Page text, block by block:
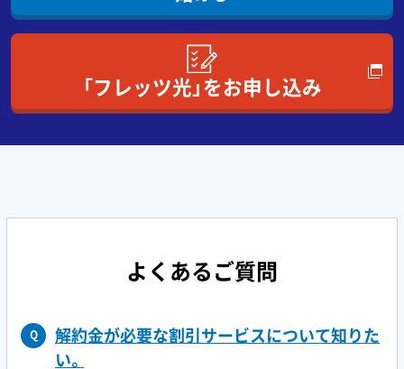
「フレッツ光」をお申し込み
よくあるご質問
Q
解約金が必要な割引サービスについて知りた
い。